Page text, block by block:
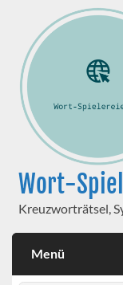
Wort-
Kreuzworträtsel,
Menü